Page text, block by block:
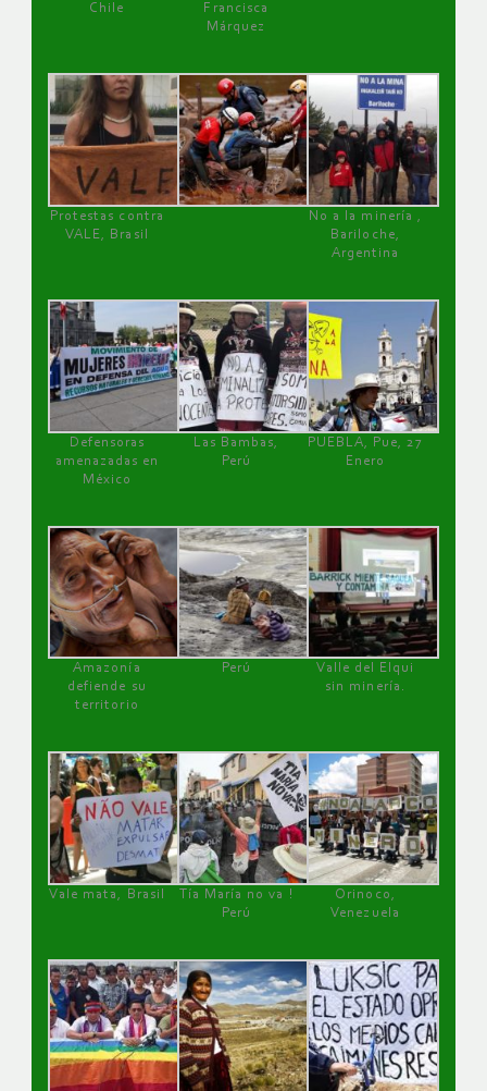
Chile
Francisca
Márquez
Protestas contra
VALE, Brasil
No a la minería ,
Bariloche,
Argentina
Defensoras
amenazadas en
México
Las Bambas,
Perú
PUEBLA, Pue, 27
Enero
Amazonía
defiende su
territorio
Perú
Valle del Elqui
sin minería.
Vale mata, Brasil
Tía María no va !
Perú
Orinoco,
Venezuela